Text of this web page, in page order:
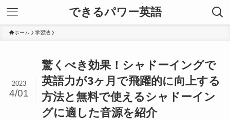
できるパワー英語
ホーム 学習法
驚くべき効果！シャドーイングで
英語力が3ヶ月で飛躍的に向上する
方法と無料で使えるシャドーイン
グに適した音源を紹介
2023
4/01